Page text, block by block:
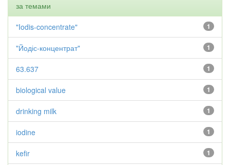
за темами
1
"Iodis-concentrate"
1
"Йодіс-концентрат"
1
63.637
1
biological value
1
drinking milk
1
iodine
1
kefir